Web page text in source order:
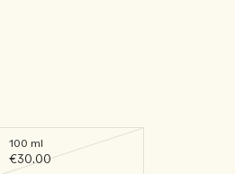
100 ml
€30.00